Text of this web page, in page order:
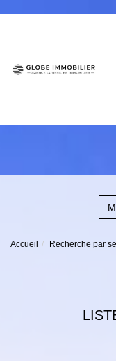
Accueil Recherche par